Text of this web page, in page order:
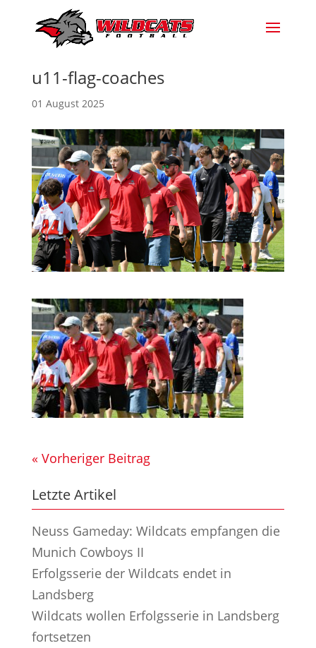
u11-flag-coaches
01 August 2025
« Vorheriger Beitrag
Letzte Artikel
Neuss Gameday: Wildcats empfangen die
Munich Cowboys II
Erfolgsserie der Wildcats endet in
Landsberg
Wildcats wollen Erfolgsserie in Landsberg
fortsetzen